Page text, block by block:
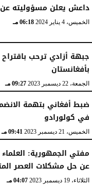
داعش يعلن مسؤوليته عن
الخميس، 4 يناير 2024 06:18 مـ
جبهة أزادي ترحب
بأفغانستان
الجمعة، 22 ديسمبر 2023 09:27 مـ
ضبط أفغاني بتهمة
في كولورادو
الخميس، 21 ديسمبر 2023 09:41 مـ
مفتي الجمهورية:
عن حل مشكلات العصر
الثلاثاء، 19 ديسمبر 2023 04:07 مـ